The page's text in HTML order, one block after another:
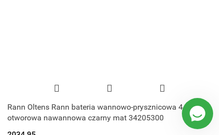
Rann Oltens Rann bateria wannowo-prysznicowa 4
otworowa nawannowa czarny mat 34205300